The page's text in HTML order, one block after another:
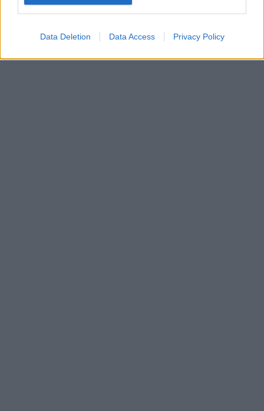
Data Deletion Data Access Privacy Policy